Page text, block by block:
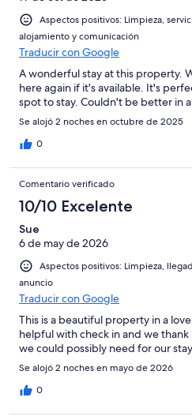
Aspectos positivos: Limpieza,
alojamiento y comunicación
Traducir con Google
A wonderful stay at this property.
here again if it's available. It's
spot to stay. Couldn't be better in
Se alojó 2 noches en octubre de 2025
0
Comentario verificado
10/10 Excelente
Sue
6 de may de 2026
Aspectos positivos: Limpieza,
anuncio
Traducir con Google
This is a beautiful property in a
helpful with check in and we
we could possibly need for our
Se alojó 2 noches en mayo de 2026
0